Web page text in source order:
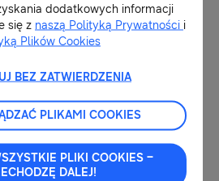
dodatkowych informacji
się z naszą Polityką Prywatności i
Plików Cookies
BEZ ZATWIERDZENIA
PLIKAMI COOKIES
PLIKI COOKIES –
DALEJ!